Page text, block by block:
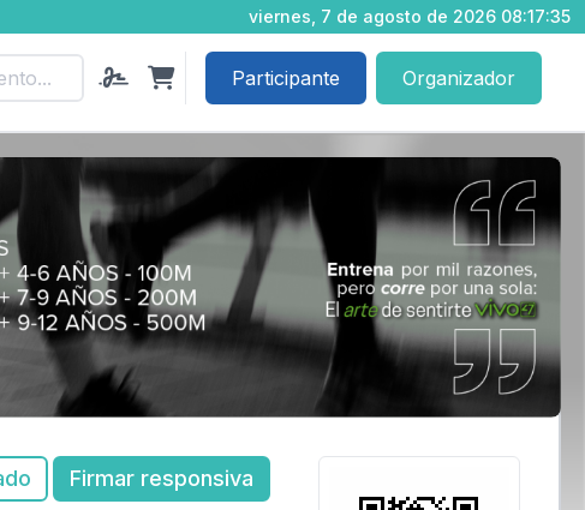
viernes, 7 de agosto de 2026 08:17:36
Participante Organizador
Firmar responsiva